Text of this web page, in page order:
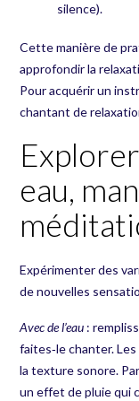
silence).
Cette manière de
approfondir la
Pour acquérir un
chantant de
eau,
Expérimenter des
de nouvelles
Avec de l’eau :
faites‑le chanter.
la texture sonore.
un effet de pluie qui